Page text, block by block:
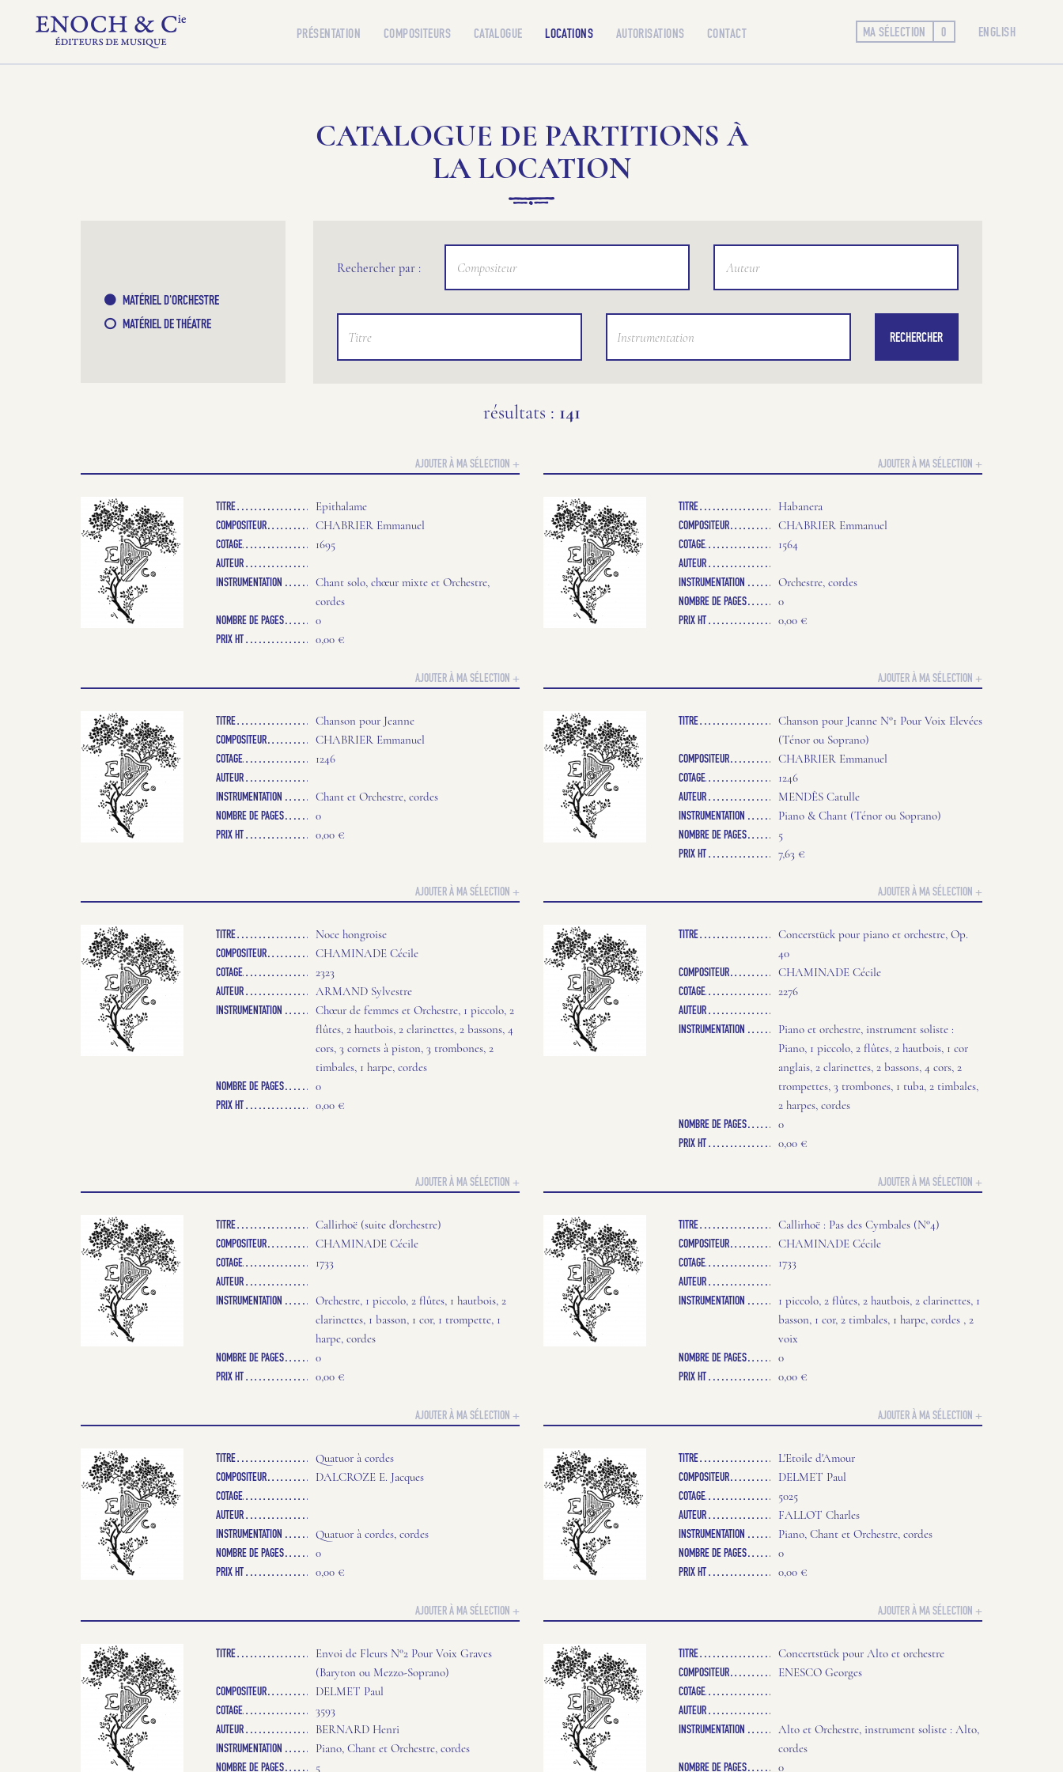
PRÉSENTATION COMPOSITEURS CATALOGUE LOCATIONS AUTORISATIONS CONTACT MA SÉLECTION 0 ENGLISH
CATALOGUE DE PARTITIONS À
LA LOCATION
MATÉRIEL D'ORCHESTRE
MATÉRIEL DE THÉATRE
Rechercher par :
RECHERCHER
résultats : 141
AJOUTER À MA SÉLECTION +
TITRE Epithalame
COMPOSITEUR CHABRIER Emmanuel
COTAGE 1695
AUTEUR
INSTRUMENTATION
Chant solo, chœur mixte et Orchestre,
cordes
NOMBRE DE PAGES 0
PRIX HT 0,00 €
AJOUTER À MA SÉLECTION +
TITRE Habanera
COMPOSITEUR CHABRIER Emmanuel
COTAGE 1564
AUTEUR
INSTRUMENTATION
Orchestre, cordes
NOMBRE DE PAGES 0
PRIX HT 0,00 €
AJOUTER À MA SÉLECTION +
TITRE Chanson pour Jeanne
COMPOSITEUR CHABRIER Emmanuel
COTAGE 1246
AUTEUR
INSTRUMENTATION
Chant et Orchestre, cordes
NOMBRE DE PAGES 0
PRIX HT 0,00 €
AJOUTER À MA SÉLECTION +
TITRE
Chanson pour Jeanne N°1 Pour Voix Elevées
(Ténor ou Soprano)
COMPOSITEUR CHABRIER Emmanuel
COTAGE 1246
AUTEUR MENDÈS Catulle
INSTRUMENTATION Piano & Chant (Ténor ou Soprano)
NOMBRE DE PAGES 5
PRIX HT 7,63 €
AJOUTER À MA SÉLECTION +
TITRE Noce hongroise
COMPOSITEUR CHAMINADE Cécile
COTAGE 2323
AUTEUR ARMAND Sylvestre
INSTRUMENTATION
Chœur de femmes et Orchestre, 1 piccolo, 2
flûtes, 2 hautbois, 2 clarinettes, 2 bassons, 4
cors, 3 cornets à piston, 3 trombones, 2
timbales, 1 harpe, cordes
NOMBRE DE PAGES 0
PRIX HT 0,00 €
AJOUTER À MA SÉLECTION +
TITRE
Concerstück pour piano et orchestre, Op.
40
COMPOSITEUR CHAMINADE Cécile
COTAGE 2276
AUTEUR
INSTRUMENTATION
Piano et orchestre, instrument soliste :
Piano, 1 piccolo, 2 flûtes, 2 hautbois, 1 cor
anglais, 2 clarinettes, 2 bassons, 4 cors, 2
trompettes, 3 trombones, 1 tuba, 2 timbales,
2 harpes, cordes
NOMBRE DE PAGES 0
PRIX HT 0,00 €
AJOUTER À MA SÉLECTION +
TITRE Callirhoë (suite d'orchestre)
COMPOSITEUR CHAMINADE Cécile
COTAGE 1733
AUTEUR
INSTRUMENTATION
Orchestre, 1 piccolo, 2 flûtes, 1 hautbois, 2
clarinettes, 1 basson, 1 cor, 1 trompette, 1
harpe, cordes
NOMBRE DE PAGES 0
PRIX HT 0,00 €
AJOUTER À MA SÉLECTION +
TITRE Callirhoë : Pas des Cymbales (N°4)
COMPOSITEUR CHAMINADE Cécile
COTAGE 1733
AUTEUR
INSTRUMENTATION
1 piccolo, 2 flûtes, 2 hautbois, 2 clarinettes, 1
basson, 1 cor, 2 timbales, 1 harpe, cordes , 2
voix
NOMBRE DE PAGES 0
PRIX HT 0,00 €
AJOUTER À MA SÉLECTION +
TITRE Quatuor à cordes
COMPOSITEUR DALCROZE E. Jacques
COTAGE
AUTEUR
INSTRUMENTATION
Quatuor à cordes, cordes
NOMBRE DE PAGES 0
PRIX HT 0,00 €
AJOUTER À MA SÉLECTION +
TITRE L'Etoile d'Amour
COMPOSITEUR DELMET Paul
COTAGE 5025
AUTEUR FALLOT Charles
INSTRUMENTATION Piano, Chant et Orchestre, cordes
NOMBRE DE PAGES 0
PRIX HT 0,00 €
AJOUTER À MA SÉLECTION +
TITRE
Envoi de Fleurs N°2 Pour Voix Graves
(Baryton ou Mezzo-Soprano)
COMPOSITEUR DELMET Paul
COTAGE 3593
AUTEUR BERNARD Henri
INSTRUMENTATION Piano, Chant et Orchestre, cordes
NOMBRE DE PAGES 5
AJOUTER À MA SÉLECTION +
TITRE Concertstück pour Alto et orchestre
COMPOSITEUR ENESCO Georges
COTAGE
AUTEUR
INSTRUMENTATION
Alto et Orchestre, instrument soliste : Alto,
cordes
NOMBRE DE PAGES 0